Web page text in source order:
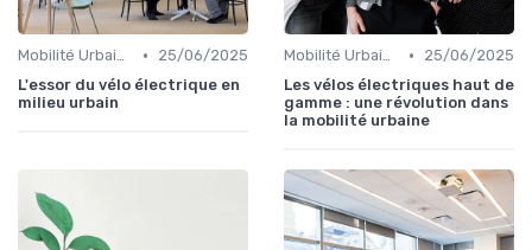
Mobilité Urbaine •
25/06/2025
L'essor du vélo électrique en
milieu urbain
Mobilité Urbaine •
25/06/2025
Les vélos électriques haut de
gamme : une révolution dans
la mobilité urbaine